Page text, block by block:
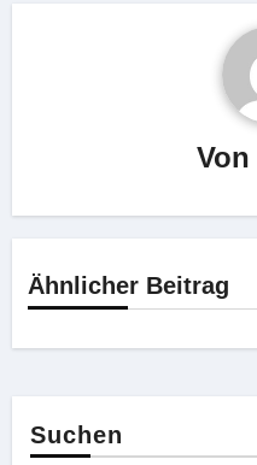
Von
Ähnlicher Beitrag
Suchen